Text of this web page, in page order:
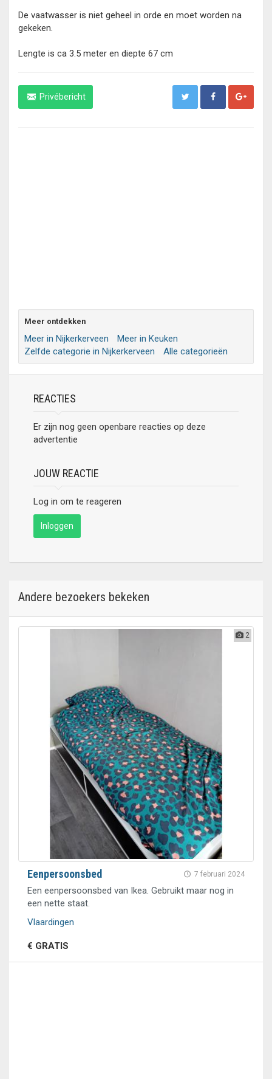
De vaatwasser is niet geheel in orde en moet worden na
gekeken.
Lengte is ca 3.5 meter en diepte 67 cm
Privébericht
Meer ontdekken
Meer in Nijkerkerveen
Meer in Keuken
Zelfde categorie in Nijkerkerveen
Alle categorieën
REACTIES
Er zijn nog geen openbare reacties op deze
advertentie
JOUW REACTIE
Log in om te reageren
Inloggen
Andere bezoekers bekeken
2
7 februari 2024
Eenpersoonsbed
Een eenpersoonsbed van Ikea. Gebruikt maar nog in
een nette staat.
Vlaardingen
€ GRATIS